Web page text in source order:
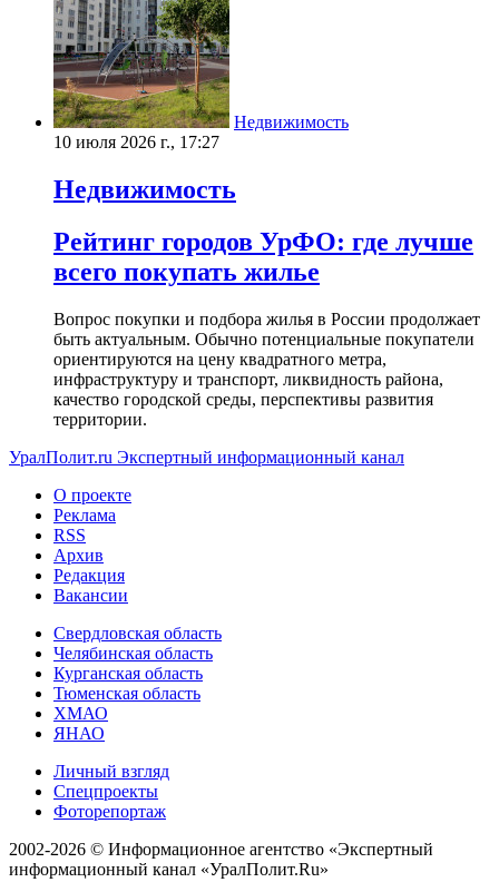
Недвижимость
10 июля 2026 г., 17:27
Недвижимость
Рейтинг городов УрФО: где лучше
всего покупать жилье
Вопрос покупки и подбора жилья в России продолжает
быть актуальным. Обычно потенциальные покупатели
ориентируются на цену квадратного метра,
инфраструктуру и транспорт, ликвидность района,
качество городской среды, перспективы развития
территории.
УралПолит.ru Экспертный информационный канал
О проекте
Реклама
RSS
Архив
Редакция
Вакансии
Свердловская область
Челябинская область
Курганская область
Тюменская область
ХМАО
ЯНАО
Личный взгляд
Спецпроекты
Фоторепортаж
2002-2026 © Информационное агентство «Экспертный
информационный канал «УралПолит.Ru»